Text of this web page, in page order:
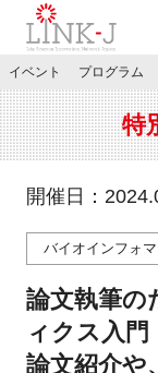
特別会員専用メニ
施設ご予約
イベント プログラム
特
開催日：
バイオインフォ
論文執筆の
ィクス入
論文紹介や